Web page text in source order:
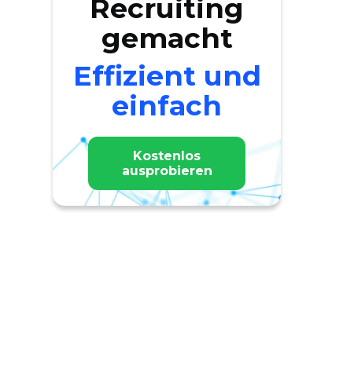
Recruiting
gemacht
Effizient und
einfach
Kostenlos
ausprobieren